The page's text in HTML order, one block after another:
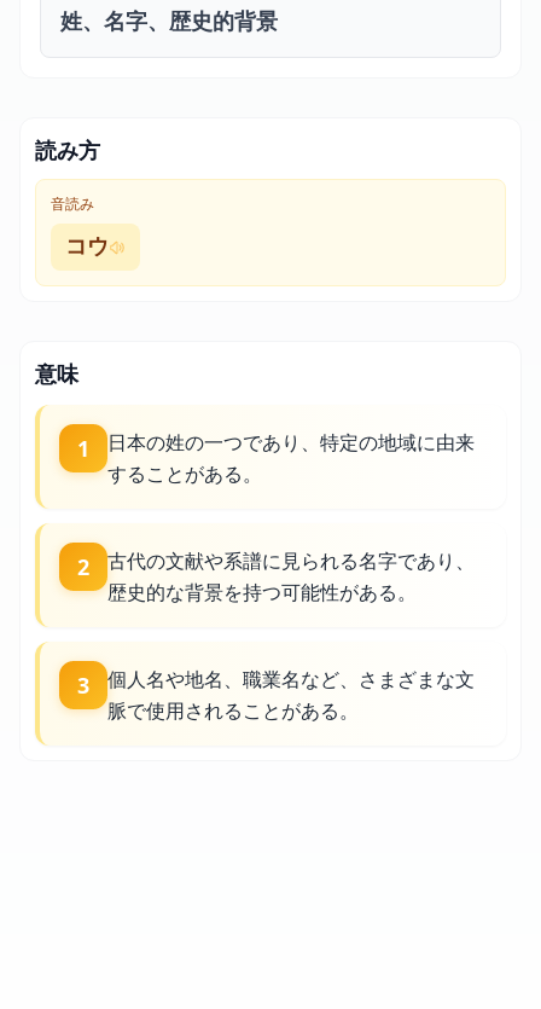
姓、名字、歴史的背景
読み方
音読み
コウ
意味
1
日本の姓の一つであり、特定の地域に由来
することがある。
2
古代の文献や系譜に見られる名字であり、
歴史的な背景を持つ可能性がある。
3
個人名や地名、職業名など、さまざまな文
脈で使用されることがある。